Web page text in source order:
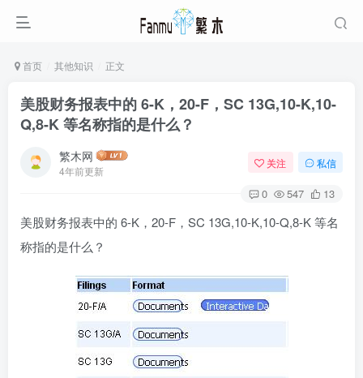
首页 其他知识 正文
美股财务报表中的 6-K，20-F，SC 13G,10-K,10-
Q,8-K 等名称指的是什么？
繁木网
4年前更新
关注 私信
0 547 13
美股财务报表中的 6-K，20-F，SC 13G,10-K,10-Q,8-K 等名
称指的是什么？